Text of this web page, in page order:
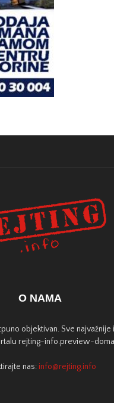
O NAMA
objektivan. Sve najvažnije
rejting-info.preview-
nas: info@rejting.info